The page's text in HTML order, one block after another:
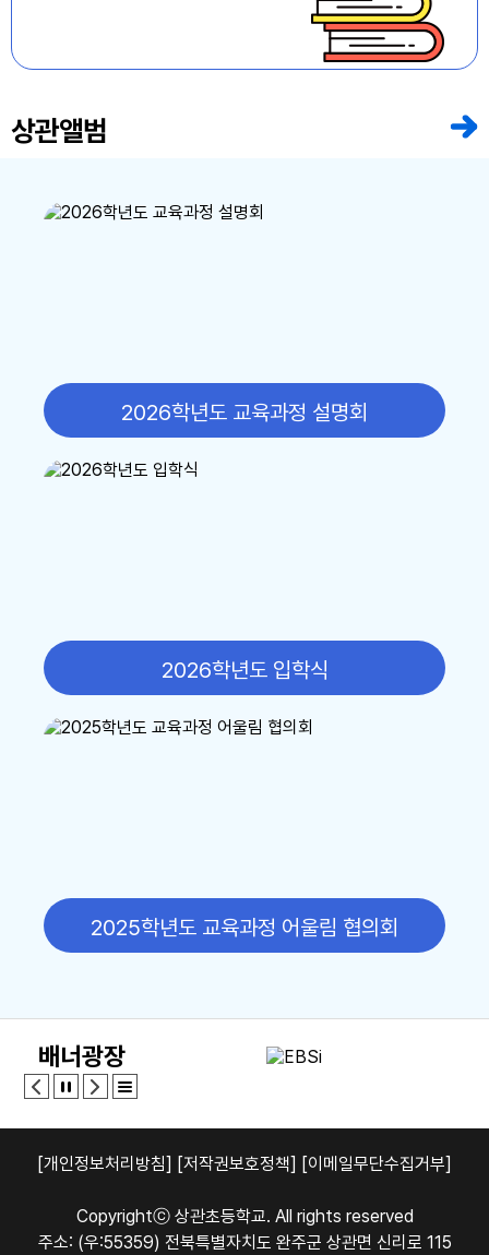
12
여름방학
15
광복절
17
대체공휴일
18
19
여름방학
상관앨범
2026학년도 교육과정 설명회
2026학년도 입학식
2025학년도 교육과정 어울림 협의회
배너광장
[개인정보처리방침] [저작권보호정책] [이메일무단수집거부]
Copyrightⓒ 상관초등학교. All rights reserved
주소: (우:55359) 전북특별자치도 완주군 상관면 신리로 115